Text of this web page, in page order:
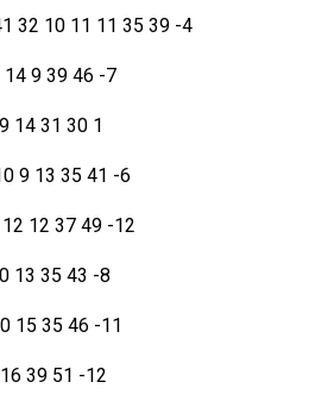
32 10 11 11 35 39 -4
14 9 39 46 -7
14 31 30 1
9 13 35 41 -6
12 37 49 -12
13 35 43 -8
15 35 46 -11
39 51 -12